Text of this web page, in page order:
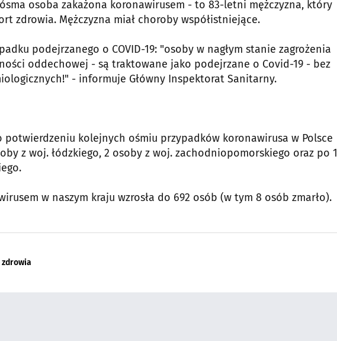
osoba zakażona koronawirusem - to 83-letni mężczyzna, który
zdrowia. Mężczyzna miał choroby współistniejące.
podejrzanego o COVID-19: "osoby w nagłym stanie zagrożenia
oddechowej - są traktowane jako podejrzane o Covid-19 - bez
- informuje Główny Inspektorat Sanitarny.
kolejnych ośmiu przypadków koronawirusa w Polsce
z woj. łódzkiego, 2 osoby z woj. zachodniopomorskiego oraz po 1
w naszym kraju wzrosła do 692 osób (w tym 8 osób zmarło).